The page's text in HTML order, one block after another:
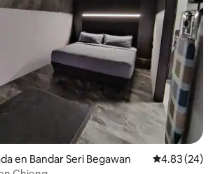
en Bandar Seri Begawan Calificación
4.83 (24)